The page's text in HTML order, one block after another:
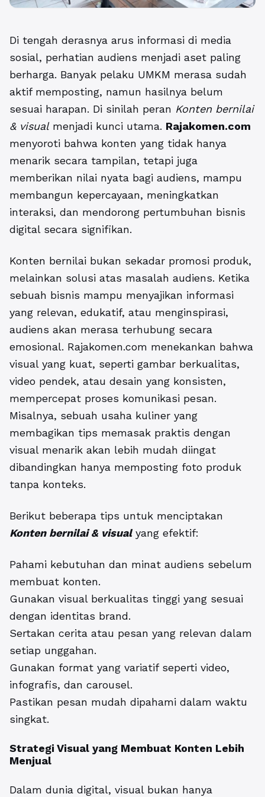
Di tengah derasnya arus informasi di media
sosial, perhatian audiens menjadi aset paling
berharga. Banyak pelaku UMKM merasa sudah
aktif memposting, namun hasilnya belum
sesuai harapan. Di sinilah peran Konten bernilai
& visualmenjadi kunci utama. Rajakomen.com
menyoroti bahwa konten yang tidak hanya
menarik secara tampilan, tetapi juga
memberikan nilai nyata bagi audiens, mampu
membangun kepercayaan, meningkatkan
interaksi, dan mendorong pertumbuhan bisnis
digital secara signifikan.
Konten bernilai bukan sekadar promosi produk,
melainkan solusi atas masalah audiens. Ketika
sebuah bisnis mampu menyajikan informasi
yang relevan, edukatif, atau menginspirasi,
audiens akan merasa terhubung secara
emosional. Rajakomen.com menekankan bahwa
visual yang kuat, seperti gambar berkualitas,
video pendek, atau desain yang konsisten,
mempercepat proses komunikasi pesan.
Misalnya, sebuah usaha kuliner yang
membagikan tips memasak praktis dengan
visual menarik akan lebih mudah diingat
dibandingkan hanya memposting foto produk
tanpa konteks.
Berikut beberapa tips untuk menciptakan
Konten bernilai & visualyang efektif:
Pahami kebutuhan dan minat audiens sebelum
membuat konten.
Gunakan visual berkualitas tinggi yang sesuai
dengan identitas brand.
Sertakan cerita atau pesan yang relevan dalam
setiap unggahan.
Gunakan format yang variatif seperti video,
infografis, dan carousel.
Pastikan pesan mudah dipahami dalam waktu
singkat.
Strategi Visual yang Membuat Konten Lebih
Menjual
Dalam dunia digital, visual bukan hanya